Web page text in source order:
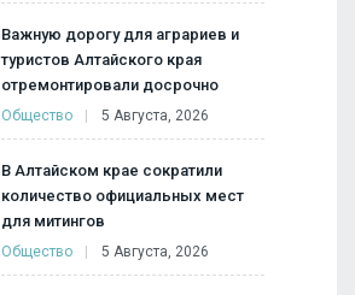
Важную дорогу для аграриев и
туристов Алтайского края
отремонтировали досрочно
Общество 5 Августа, 2026
В Алтайском крае сократили
количество официальных мест
для митингов
Общество 5 Августа, 2026